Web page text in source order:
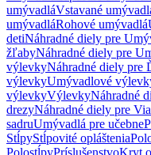
umývadláVstavané
umývadláRohové umývadlá
detiNáhradné diely pre
žľabyNáhradné diely pre
výlevkyNáhradné diely pre
výlevkyUmývadlové
výlevkyVýlevkyNáhradné
drezyNáhradné diely pre
sadruUmývadlá pre učebne
StĺpyStĺpovité opláštenia
PolostĺpyPríslušenstvoKryt